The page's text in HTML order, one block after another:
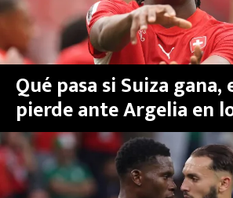
FÓRMULA 1
BOXEO
LIGA MX
NFL
Qué pasa si Suiza
pierde ante Argelia en
final del Mundial 2026